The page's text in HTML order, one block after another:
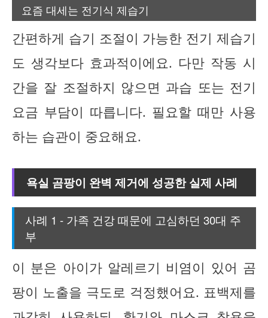
요즘 대세는 전기식 제습기
간편하게 습기 조절이 가능한 전기 제습기
도 생각보다 효과적이에요. 다만 작동 시
간을 잘 조절하지 않으면 과습 또는 전기
요금 부담이 따릅니다. 필요할 때만 사용
하는 습관이 중요해요.
욕실 곰팡이 완벽 제거에 성공한 실제 사례
사례 1 - 가족 건강 때문에 고심하던 30대 주
부
이 분은 아이가 알레르기 비염이 있어 곰
팡이 노출을 극도로 걱정했어요. 표백제를